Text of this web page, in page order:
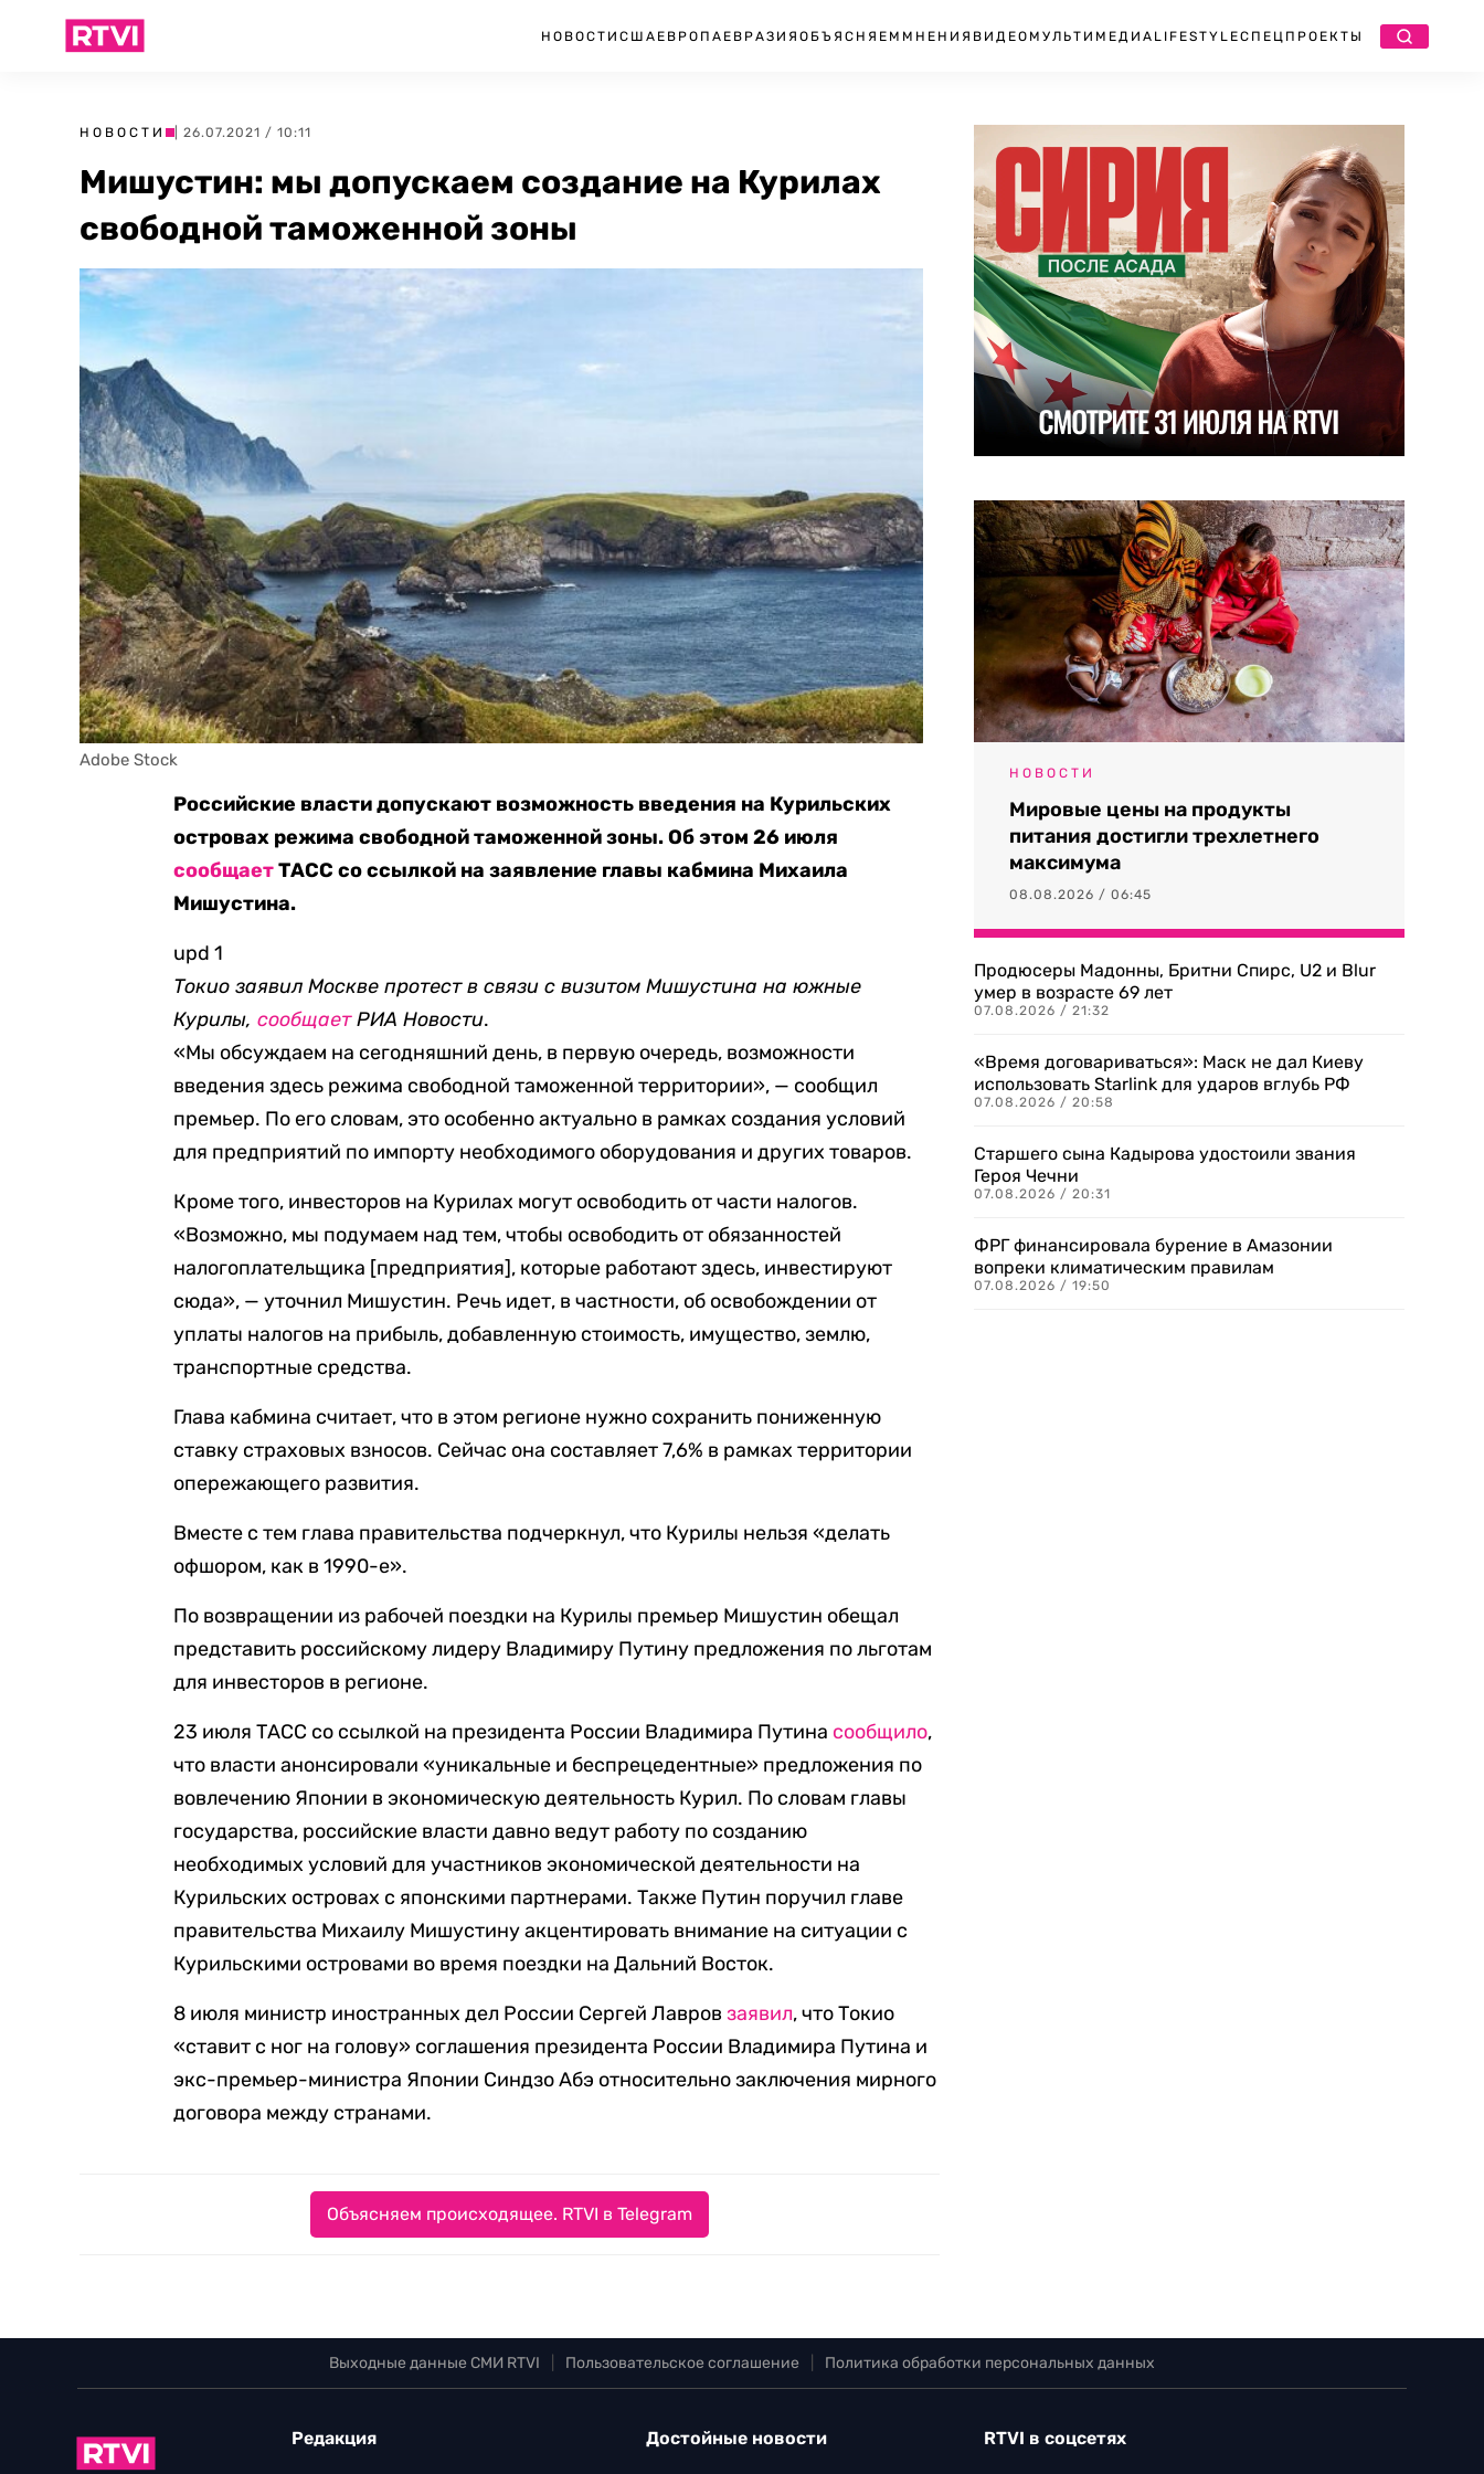
НОВОСТИ США ЕВРОПА ЕВРАЗИЯ ОБЪЯСНЯЕМ МНЕНИЯ ВИДЕО МУЛЬТИМЕДИА LIFESTYLEСПЕЦПРОЕКТЫ
НОВОСТИ | 26.07.2021 / 10:11
Мишустин: мы допускаем создание на Курилах
свободной таможенной зоны
Adobe Stock
Российские власти допускают возможность введения на Курильских
островах режима свободной таможенной зоны. Об этом 26 июля
сообщаетТАСС со ссылкой на заявление главы кабмина Михаила
Мишустина.
upd 1
Токио заявил Москве протест в связи с визитом Мишустина на южные
Курилы,сообщаетРИА Новости.
«Мы обсуждаем на сегодняшний день, в первую очередь, возможности
введения здесь режима свободной таможенной территории», — сообщил
премьер. По его словам, это особенно актуально в рамках создания условий
для предприятий по импорту необходимого оборудования и других товаров.
Кроме того, инвесторов на Курилах могут освободить от части налогов.
«Возможно, мы подумаем над тем, чтобы освободить от обязанностей
налогоплательщика [предприятия], которые работают здесь, инвестируют
сюда», — уточнил Мишустин. Речь идет, в частности, об освобождении от
уплаты налогов на прибыль, добавленную стоимость, имущество, землю,
транспортные средства.
Глава кабмина считает, что в этом регионе нужно сохранить пониженную
ставку страховых взносов. Сейчас она составляет 7,6% в рамках территории
опережающего развития.
Вместе с тем глава правительства подчеркнул, что Курилы нельзя «делать
офшором, как в 1990-е».
По возвращении из рабочей поездки на Курилы премьер Мишустин обещал
представить российскому лидеру Владимиру Путину предложения по льготам
для инвесторов в регионе.
23 июля ТАСС со ссылкой на президента России Владимира Путина сообщило,
что власти анонсировали «уникальные и беспрецедентные» предложения по
вовлечению Японии в экономическую деятельность Курил. По словам главы
государства, российские власти давно ведут работу по созданию
необходимых условий для участников экономической деятельности на
Курильских островах с японскими партнерами. Также Путин поручил главе
правительства Михаилу Мишустину акцентировать внимание на ситуации с
Курильскими островами во время поездки на Дальний Восток.
8 июля министр иностранных дел России Сергей Лавровзаявил, что Токио
«ставит с ног на голову» соглашения президента России Владимира Путина и
экс-премьер-министра Японии Синдзо Абэ относительно заключения мирного
договора между странами.
Объясняем происходящее. RTVI в Telegram
НОВОСТИ
Мировые цены на продукты
питания достигли трехлетнего
максимума
08.08.2026 / 06:45
Продюсеры Мадонны, Бритни Спирс, U2 и Blur
умер в возрасте 69 лет
07.08.2026 / 21:32
«Время договариваться»: Маск не дал Киеву
использовать Starlink для ударов вглубь РФ
07.08.2026 / 20:58
Старшего сына Кадырова удостоили звания
Героя Чечни
07.08.2026 / 20:31
ФРГ финансировала бурение в Амазонии
вопреки климатическим правилам
07.08.2026 / 19:50
Выходные данные СМИ RTVI Пользовательское соглашение Политика обработки персональных данных
Редакция Достойные новости RTVI в соцсетях